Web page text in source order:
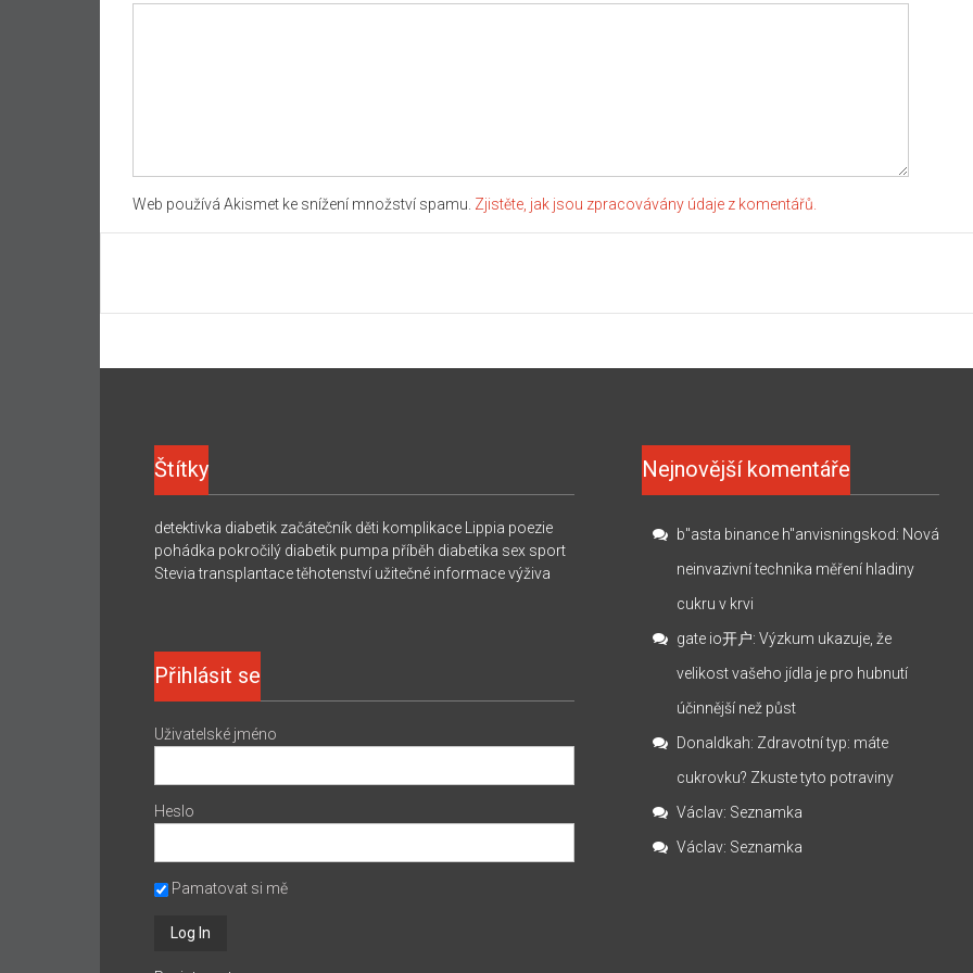
Web používá Akismet ke snížení množství spamu. Zjistěte, jak jsou zpracovávány údaje z komentářů.
Štítky
detektivka diabetik začátečník děti komplikace Lippia poezie
pohádka pokročilý diabetik pumpa příběh diabetika sex sport
Stevia transplantace těhotenství užitečné informace výživa
Přihlásit se
Uživatelské jméno
Heslo
Pamatovat si mě
Nejnovější komentáře
b"asta binance h"anvisningskod: Nová
neinvazivní technika měření hladiny
cukru v krvi
gate io开户:Výzkum ukazuje, že
velikost vašeho jídla je pro hubnutí
účinnější než půst
Donaldkah: Zdravotní typ: máte
cukrovku? Zkuste tyto potraviny
Václav: Seznamka
Václav: Seznamka